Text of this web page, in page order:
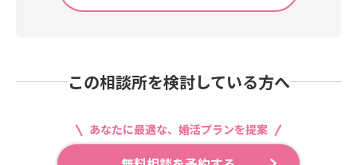
この相談所を検討している方へ
あなたに最適な、婚活プランを提案